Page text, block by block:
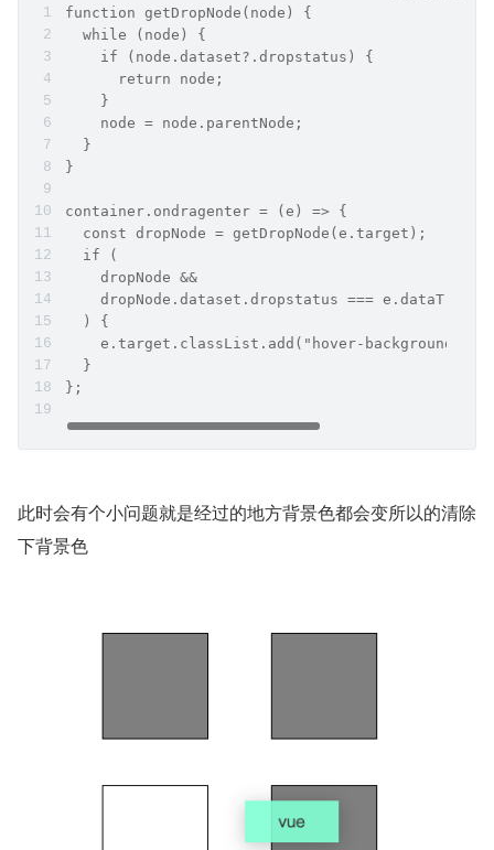
function getDropNode(node) {
  while (node) {
    if (node.dataset?.dropstatus) {
      return node;
    }
    node = node.parentNode;
  }
}
container.ondragenter = (e) => {
  const dropNode = getDropNode(e.target);
  if (
    dropNode &&
dropNode.dataset.dropstatus ===
  ) {
    e.target.classList.add("hover-background");
  }
};
此时会有个小问题就是经过的地方背景色都会变所以的清除
下背景色